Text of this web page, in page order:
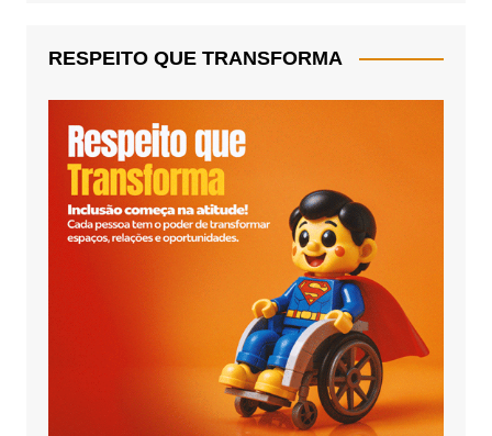
RESPEITO QUE TRANSFORMA